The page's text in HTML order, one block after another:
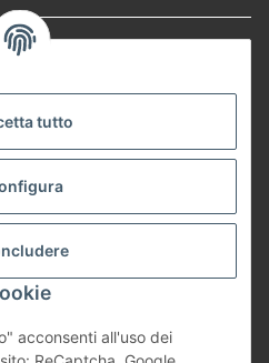
tutto
acconsenti all'uso dei
widerrufen